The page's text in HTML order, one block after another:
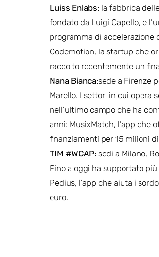
Luiss Enlabs: la fabbrica
fondato da Luigi Capello, e
programma di accelerazione
Codemotion, la startup che
raccolto recentemente un
Nana Bianca:sede a Firenze
Marello. I settori in cui opera
nell’ultimo campo che ha
anni: MusixMatch, l’app che
finanziamenti per 15 milioni
TIM #WCAP: sedi a Milano,
Fino a oggi ha supportato
Pedius, l’app che aiuta i
euro.